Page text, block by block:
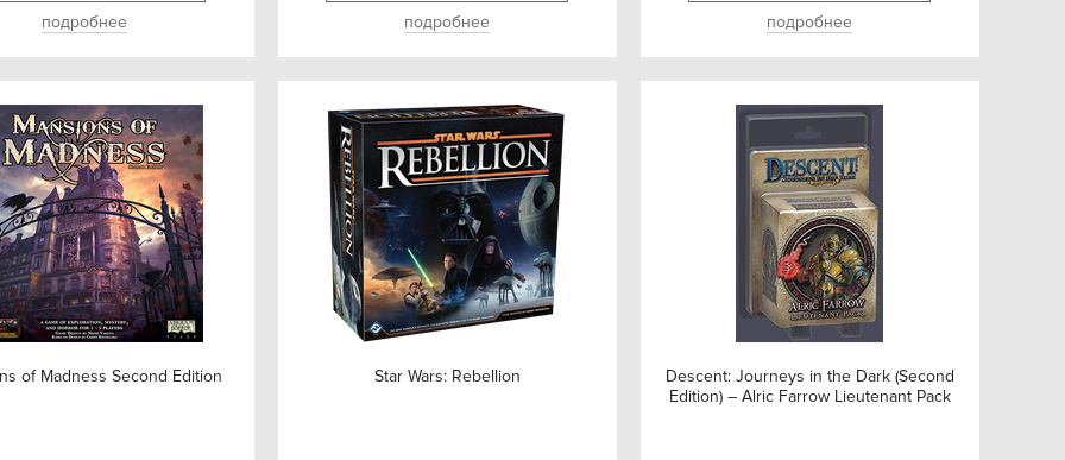
подробнее подробнее подробнее
of Madness Second Edition Star Wars: Rebellion
Descent: Journeys in the Dark (Second
Edition) – Alric Farrow Lieutenant Pack